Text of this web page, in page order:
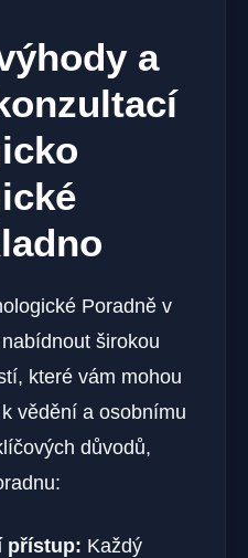
a
Poradně v
širokou
které vám mohou
vědění a osobnímu
důvodů,
přístup: Každý